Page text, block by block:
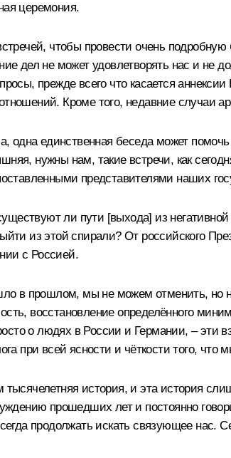
церемония.
чтобы провести очень
дел не может удовлетворять нас и
прежде всего что касается
Кроме того, недавние случаи
одна единственная беседа может
нужны нам, такие встречи, как
представителями наших
ли пути [выхода] из
из этой спирали? От российского
с Россией.
в прошлом, мы не можем отменить,
восстановление определённого
о людях в России и Германии, –
при всей ясности и чёткости того, что
история, и эта история
прошедших лет и постоянно
продолжать искать связующее нас.